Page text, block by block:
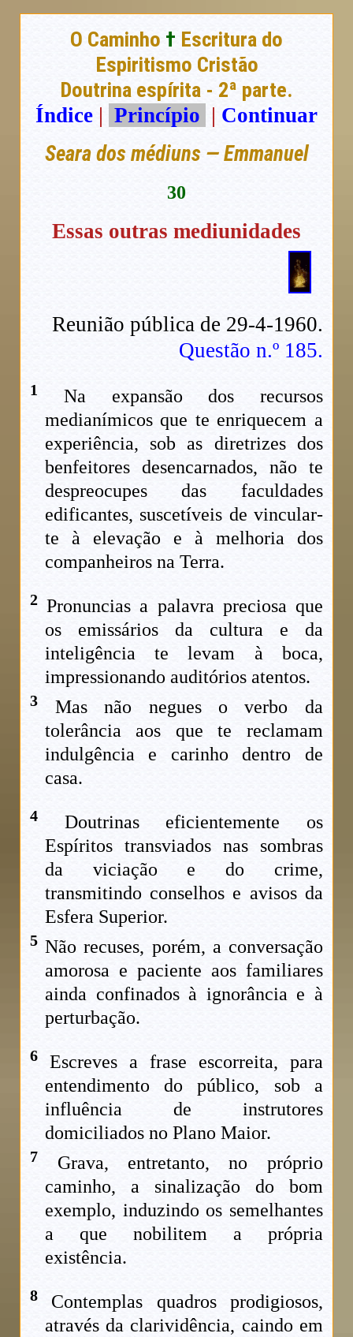
O Caminho † Escritura do
Espiritismo Cristão
Doutrina espírita - 2ª parte.
Índice | Princípio | Continuar
Seara dos médiuns — Emmanuel
30
Essas outras mediunidades
Reunião pública de 29-4-1960.
Questão n.º 185.
1
Na expansão dos recursos
medianímicos que te enriquecem a
experiência, sob as diretrizes dos
benfeitores desencarnados, não te
despreocupes das faculdades
edificantes, suscetíveis de vincular-
te à elevação e à melhoria dos
companheiros na Terra.
2 Pronuncias a palavra preciosa que
os emissários da cultura e da
inteligência te levam à boca,
impressionando auditórios atentos.
3 Mas não negues o verbo da
tolerância aos que te reclamam
indulgência e carinho dentro de
casa.
4 Doutrinas eficientemente os
Espíritos transviados nas sombras
da viciação e do crime,
transmitindo conselhos e avisos da
Esfera Superior.
5 Não recuses, porém, a conversação
amorosa e paciente aos familiares
ainda confinados à ignorância e à
perturbação.
6 Escreves a frase escorreita, para
entendimento do público, sob a
influência de instrutores
domiciliados no Plano Maior.
7 Grava, entretanto, no próprio
caminho, a sinalização do bom
exemplo, induzindo os semelhantes
a que nobilitem a própria
existência.
8 Contemplas quadros prodigiosos,
através da clarividência, caindo em